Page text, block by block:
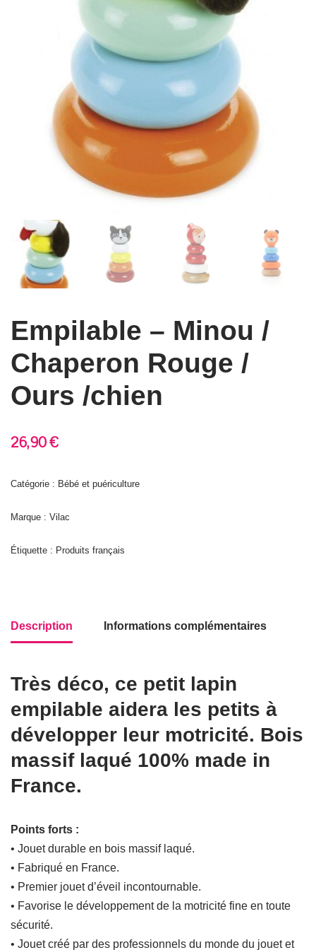
Empilable – Minou /
Chaperon Rouge /
Ours /chien
26,90€
Catégorie : Bébé et puériculture
Marque : Vilac
Étiquette : Produits français
Description Informations complémentaires
Très déco, ce petit lapin
empilable aidera les petits à
développer leur motricité. Bois
massif laqué 100% made in
France.
Points forts :
• Jouet durable en bois massif laqué.
• Fabriqué en France.
• Premier jouet d’éveil incontournable.
• Favorise le développement de la motricité fine en toute
sécurité.
• Jouet créé par des professionnels du monde du jouet et